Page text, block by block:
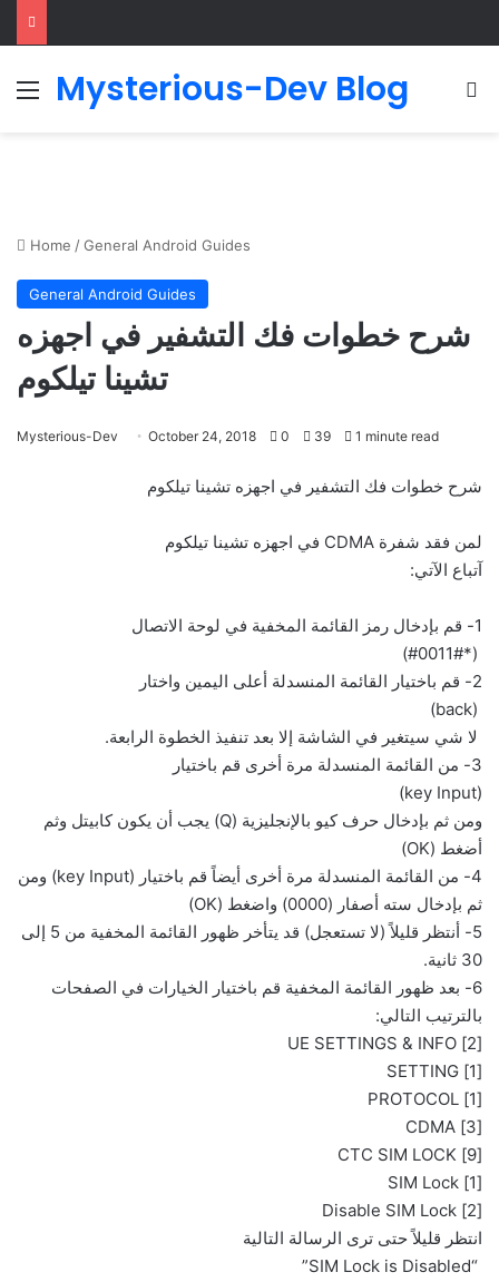
Menu
Mysterious-Dev Blog
Home /General Android Guides
General Android Guides
شرح خطوات فك التشفير في اجهزه
تشينا تيلكوم
Mysterious-Dev October 24, 2018 0 39 1 minute read
شرح خطوات فك التشفير في اجهزه تشينا تيلكوم
لمن فقد شفرة CDMA في اجهزه تشينا تيلكوم
آتباع الآتي:
1- قم بإدخال رمز القائمة المخفية في لوحة الاتصال
(*#0011#)
2- قم باختيار القائمة المنسدلة أعلى اليمين واختار
(back)
لا شي سيتغير في الشاشة إلا بعد تنفيذ الخطوة الرابعة.
3- من القائمة المنسدلة مرة أخرى قم باختيار
(key Input)
ومن ثم بإدخال حرف كيو بالإنجليزية (Q) يجب أن يكون كابيتل وثم
أضغط (OK)
4- من القائمة المنسدلة مرة أخرى أيضاً قم باختيار (key Input) ومن
ثم بإدخال سته أصفار (0000) واضغط (OK)
5- أنتظر قليلاً (لا تستعجل) قد يتأخر ظهور القائمة المخفية من 5 إلى
30 ثانية.
6- بعد ظهور القائمة المخفية قم باختيار الخيارات في الصفحات
بالترتيب التالي:
[2] UE SETTINGS & INFO
[1] SETTING
[1] PROTOCOL
[3] CDMA
[9] CTC SIM LOCK
[1] SIM Lock
[2] Disable SIM Lock
انتظر قليلاً حتى ترى الرسالة التالية
“SIM Lock is Disabled”